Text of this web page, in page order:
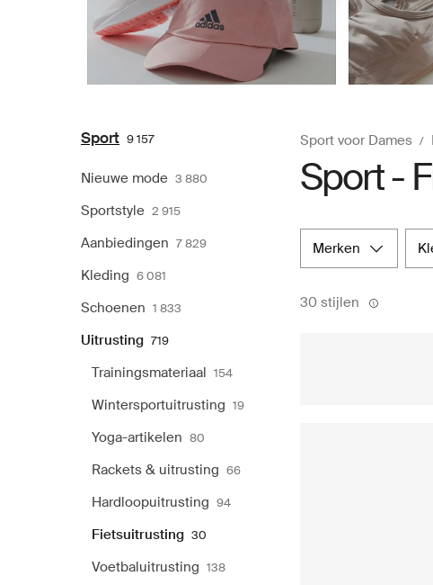
Sport 9 157
Nieuwe mode 3 880
Sportstyle 2 915
Aanbiedingen 7 829
Kleding 6 081
Schoenen 1 833
Uitrusting 719
Trainingsmateriaal 154
Wintersportuitrusting 19
Yoga-artikelen 80
Rackets & uitrusting 66
Hardloopuitrusting 94
Fietsuitrusting 30
Voetbaluitrusting 138
Sport voor Dames
Sport -
merken
30 stijlen